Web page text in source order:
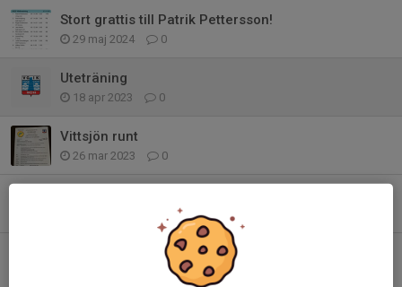
Stort grattis till Patrik Pettersson!
29 maj 2024 0
Uteträning
18 apr 2023 0
Vittsjön runt
26 mar 2023 0
Resultatlista Vittsjön Runt 2022